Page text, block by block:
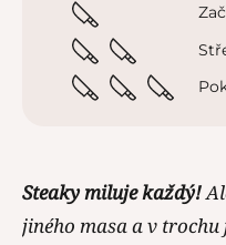
Steaky miluje každý!
jiného masa a v